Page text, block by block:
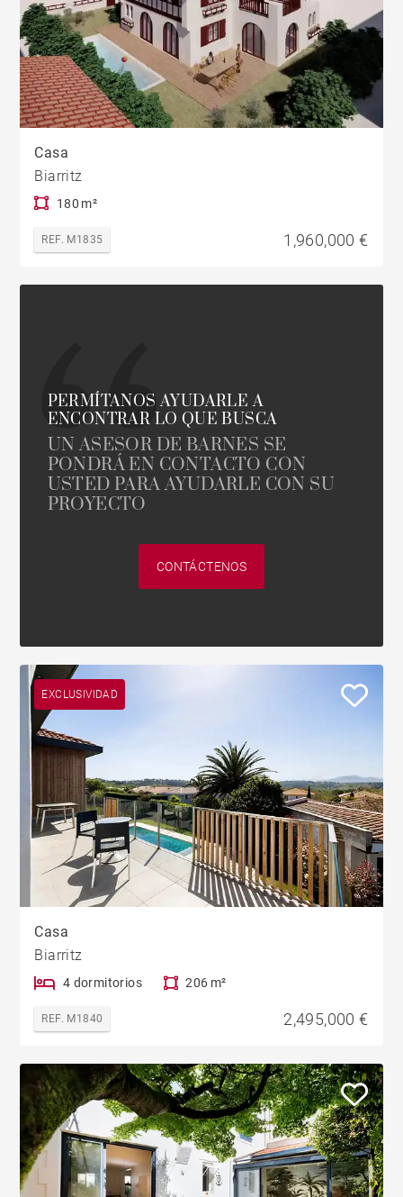
Casa
Biarritz
180 m²
REF. M1835 1,960,000 €
PERMÍTANOS AYUDARLE A
ENCONTRAR LO QUE BUSCA
UN ASESOR DE BARNES SE
PONDRÁ EN CONTACTO CON
USTED PARA AYUDARLE CON SU
PROYECTO
CONTÁCTENOS
EXCLUSIVIDAD
Casa
Biarritz
4 dormitorios 206 m²
REF. M1840 2,495,000 €